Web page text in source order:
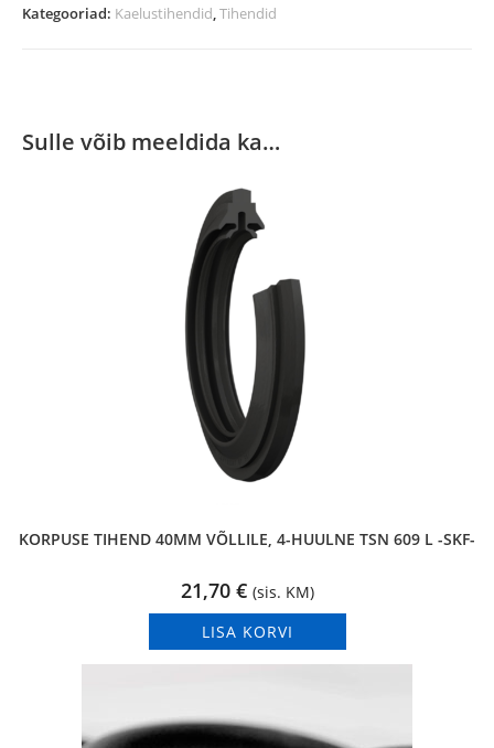
Kategooriad: Kaelustihendid,Tihendid
Sulle võib meeldida ka…
KORPUSE TIHEND 40MM VÕLLILE, 4-HUULNE TSN 609 L -SKF-
21,70 € (sis. KM)
LISA KORVI